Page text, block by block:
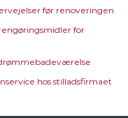
før renoveringen
for
hos stilladsfirmaet